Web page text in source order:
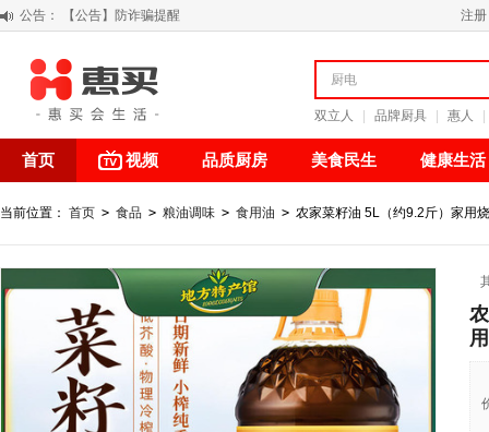
公告：
【积分调整公告】
关于假冒我公司“惠买小程序“的声明
【公告】防诈骗提醒
注册
双立人 品牌厨具 惠人
首页 视频 品质厨房 美食民生 健康生活
当前位置： 首页 > 食品 > 粮油调味 > 食用油 > 农家菜籽油 5L（约9.2斤）家用